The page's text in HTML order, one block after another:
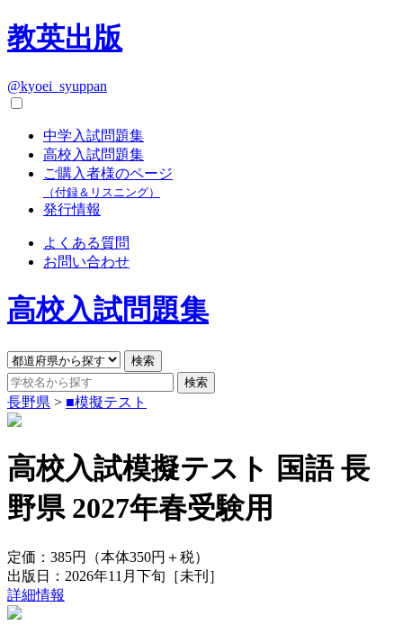
教英出版
@kyoei_syuppan
中学入試問題集
高校入試問題集
ご購入者様のページ
（付録＆リスニング）
発行情報
よくある質問
お問い合わせ
高校入試問題集
長野県 > ■模擬テスト
高校入試模擬テスト 国語 長
野県 2027年春受験用
定価： 385円
（本体350円＋税）
出版日： 2026年11月下旬 ［未刊］
詳細情報